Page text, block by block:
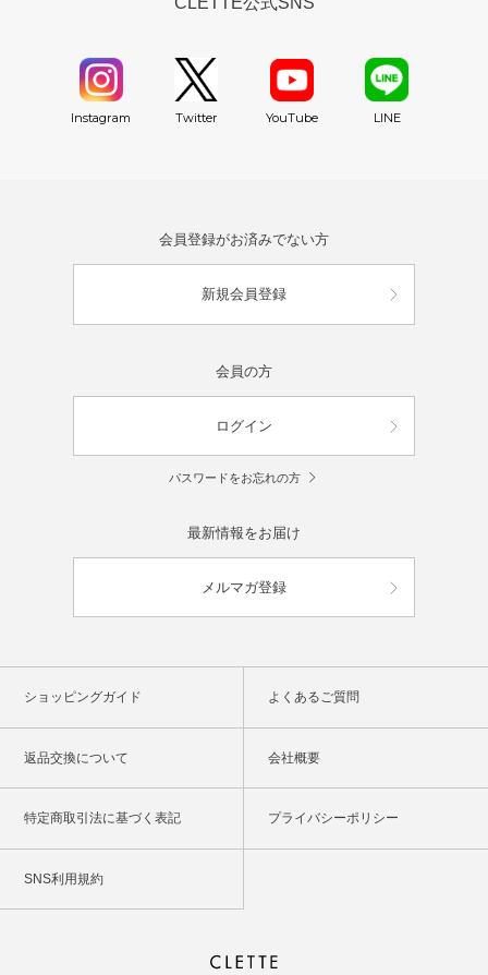
Instagram Twitter YouTube LINE
会員登録がお済みでない方
新規会員登録
会員の方
ログイン
パスワードをお忘れの方
最新情報をお届け
メルマガ登録
ショッピングガイド よくあるご質問
返品交換について 会社概要
特定商取引法に基づく表記 プライバシーポリシー
SNS利用規約